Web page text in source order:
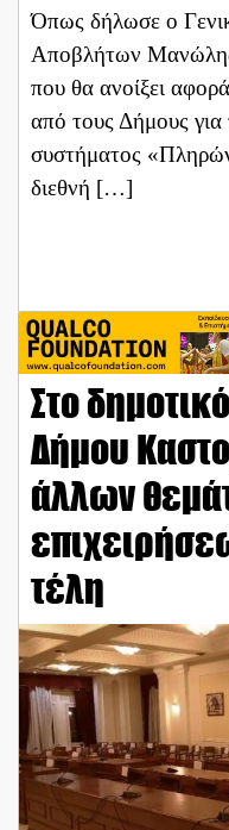
Όπως δήλωσε ο
Αποβλήτων
που θα ανοίξει
από τους Δήμους
συστήματος
διεθνή […]
Στο
Δήμου
άλλων
τέλη